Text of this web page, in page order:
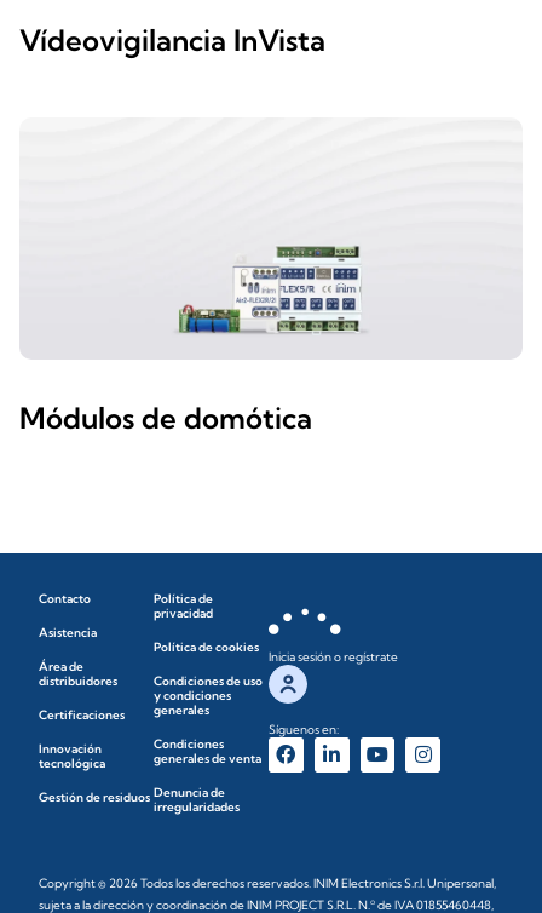
Vídeovigilancia InVista
Módulos de domótica
Contacto
Asistencia
Área de
distribuidores
Certificaciones
Innovación
tecnológica
Gestión de residuos
Política de
privacidad
Política de cookies
Condiciones de uso
y condiciones
generales
Condiciones
generales de venta
Denuncia de
irregularidades
Inicia sesión o regístrate
Síguenos en:
Copyright © 2026 Todos los derechos reservados. INIM Electronics S.r.l. Unipersonal,
sujeta a la dirección y coordinación de INIM PROJECT S.R.L. N.º de IVA 01855460448,